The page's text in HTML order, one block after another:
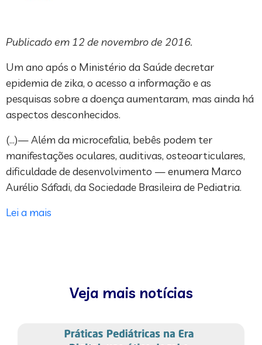
Publicado em 12 de novembro de 2016.
Um ano após o Ministério da Saúde decretar
epidemia de zika, o acesso a informação e as
pesquisas sobre a doença aumentaram, mas ainda há
aspectos desconhecidos.
(…)— Além da microcefalia, bebês podem ter
manifestações oculares, auditivas, osteoarticulares,
dificuldade de desenvolvimento — enumera Marco
Aurélio Sáfadi, da Sociedade Brasileira de Pediatria.
Lei a mais
Veja mais notícias